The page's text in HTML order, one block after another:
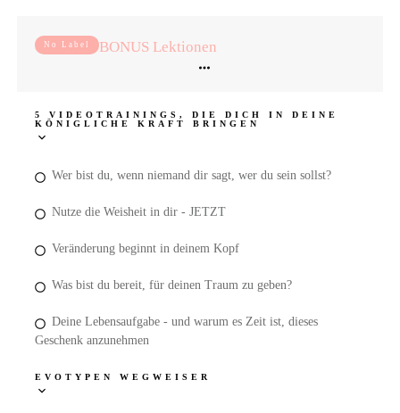
No Label BONUS Lektionen
5 VIDEOTRAININGS, DIE DICH IN DEINE
KÖNIGLICHE KRAFT BRINGEN
Wer bist du, wenn niemand dir sagt, wer du sein sollst?
Nutze die Weisheit in dir - JETZT
Veränderung beginnt in deinem Kopf
Was bist du bereit, für deinen Traum zu geben?
Deine Lebensaufgabe - und warum es Zeit ist, dieses
Geschenk anzunehmen
EVOTYPEN WEGWEISER